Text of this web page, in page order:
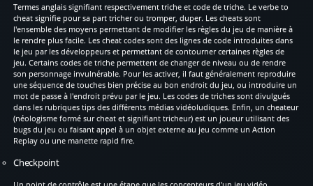
Termes anglais signifiant respectivement triche et code de triche. Le verbe to
cheat signifie pour sa part tricher ou tromper, duper. Les cheats sont
l'ensemble des moyens permettant de modifier les règles du jeu de manière à
le rendre plus facile. Les cheat codes sont des lignes de code introduites dans
le jeu par les développeurs et permettant de contourner certaines règles de
jeu. Certains codes de triche permettent de changer de niveau ou de rendre
son personnage invulnérable. Pour les activer, il faut généralement reproduire
une séquence de touches bien précise au bon endroit du jeu, ou introduire un
mot de passe à l'endroit prévu par le jeu. Les codes de triches sont divulgués
dans les rubriques tips des différents médias vidéoludiques. Enfin, un cheateur
(néologisme formé sur cheat et signifiant tricheur) est un joueur utilisant des
bugs du jeu ou faisant appel à un objet externe au jeu comme un Action
Replay ou une manette rapid fire.
Checkpoint